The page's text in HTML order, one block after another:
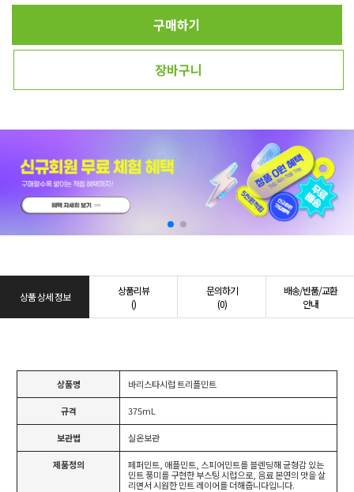
구매하기
장바구니
상품 상세 정보
상품리뷰
()
문의하기
(0)
배송/반품/교환
안내
상품명 바리스타시럽 트리플민트
규격 375mL
보관법 실온보관
제품정의
페퍼민트, 애플민트, 스피어민트를 블렌딩해 균형감 있는
민트 풍미를 구현한 부스팅 시럽으로, 음료 본연의 맛을 살
리면서 시원한 민트 레이어를 더해줍니다입니다.